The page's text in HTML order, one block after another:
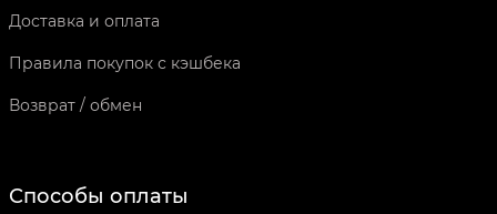
Доставка и оплата
Правила покупок с кэшбека
Возврат / обмен
Способы оплаты